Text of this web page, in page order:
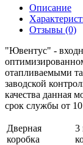
Описание
Отзывы (0)
"Ювентус" -
отапливаемыми
заводской
качества данная
срок службы от
Дверная
коробка
3